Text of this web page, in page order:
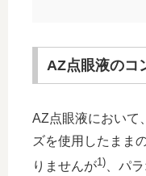
AZ点眼液のコ
AZ点眼液において
ズを使用したまま
りませんが1) 、パ